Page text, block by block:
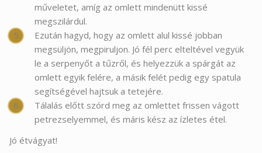
műveletet, amíg az omlett mindenütt kissé
megszilárdul.
Ezután hagyd, hogy az omlett alul kissé jobban
megsüljön, megpiruljon. Jó fél perc elteltével vegyük
le a serpenyőt a tűzről, és helyezzük a spárgát az
omlett egyik felére, a másik felét pedig egy spatula
segítségével hajtsuk a tetejére.
Tálalás előtt szórd meg az omlettet frissen vágott
petrezselyemmel, és máris kész az ízletes étel.
Jó étvágyat!